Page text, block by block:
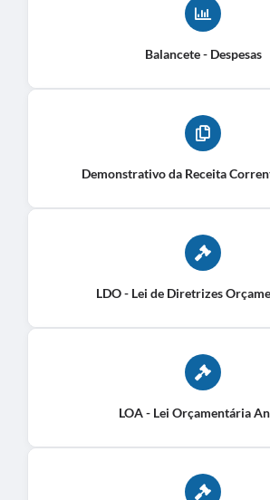
Balancete - Despesas
Demonstrativo da Receita
LDO - Lei de Diretrizes
LOA - Lei Orçamentária